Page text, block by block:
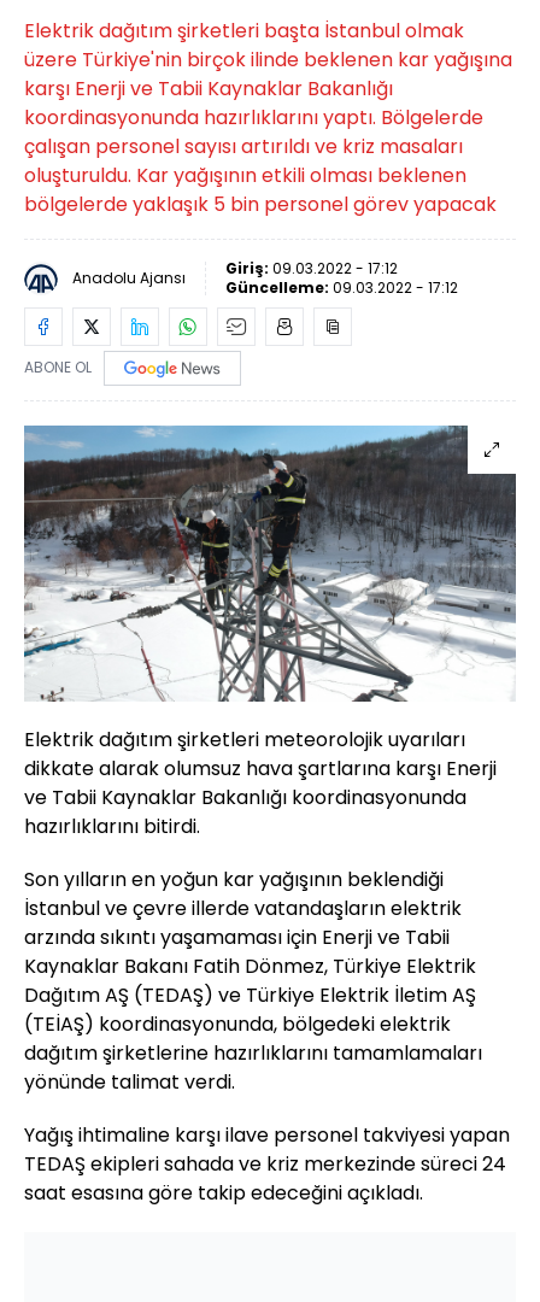
Elektrik dağıtım şirketleri başta İstanbul olmak
üzere Türkiye'nin birçok ilinde beklenen kar yağışına
karşı Enerji ve Tabii Kaynaklar Bakanlığı
koordinasyonunda hazırlıklarını yaptı. Bölgelerde
çalışan personel sayısı artırıldı ve kriz masaları
oluşturuldu. Kar yağışının etkili olması beklenen
bölgelerde yaklaşık 5 bin personel görev yapacak
Anadolu Ajansı Giriş: 09.03.2022 - 17:12
Güncelleme: 09.03.2022 - 17:12
ABONE OL
Elektrik dağıtım şirketleri meteorolojik uyarıları
dikkate alarak olumsuz hava şartlarına karşı Enerji
ve Tabii Kaynaklar Bakanlığı koordinasyonunda
hazırlıklarını bitirdi.
Son yılların en yoğun kar yağışının beklendiği
İstanbul ve çevre illerde vatandaşların elektrik
arzında sıkıntı yaşamaması için Enerji ve Tabii
Kaynaklar Bakanı Fatih Dönmez, Türkiye Elektrik
Dağıtım AŞ (TEDAŞ) ve Türkiye Elektrik İletim AŞ
(TEİAŞ) koordinasyonunda, bölgedeki elektrik
dağıtım şirketlerine hazırlıklarını tamamlamaları
yönünde talimat verdi.
Yağış ihtimaline karşı ilave personel takviyesi yapan
TEDAŞ ekipleri sahada ve kriz merkezinde süreci 24
saat esasına göre takip edeceğini açıkladı.